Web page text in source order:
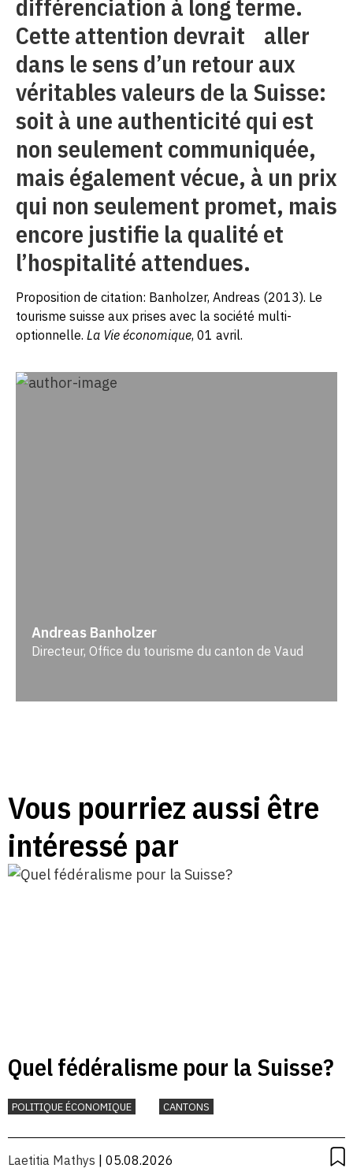
différenciation à long terme.
Cette attention devrait aller
dans le sens d’un retour aux
véritables valeurs de la Suisse:
soit à une authenticité qui est
non seulement communiquée,
mais également vécue, à un prix
qui non seulement promet, mais
encore justifie la qualité et
l’hospitalité attendues.
Proposition de citation: Banholzer, Andreas (2013). Le
tourisme suisse aux prises avec la société multi-
optionnelle. La Vie économique, 01 avril.
Andreas Banholzer
Directeur, Office du tourisme du canton de Vaud
Vous pourriez aussi être
intéressé par
Quel fédéralisme pour la Suisse?
POLITIQUE ÉCONOMIQUE CANTONS
Laetitia Mathys | 05.08.2026